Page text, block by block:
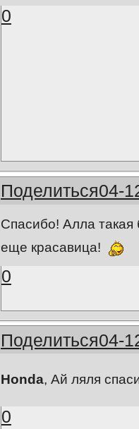
0
Поделиться04-
Спасибо! Алла такая
еще красавица!
0
Поделиться04-
Honda, Ай ляля
0